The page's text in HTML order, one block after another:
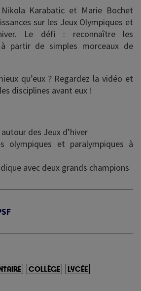
Karabatic et Marie Bochet
sur les Jeux Olympiques et
Le défi : reconnaître les
à partir de simples morceaux de
qu’eux ? Regardez la vidéo et
disciplines avant eux !
des Jeux d’hiver
olympiques et paralympiques à
avec deux grands champions
COLLÈGE
LYCÉE